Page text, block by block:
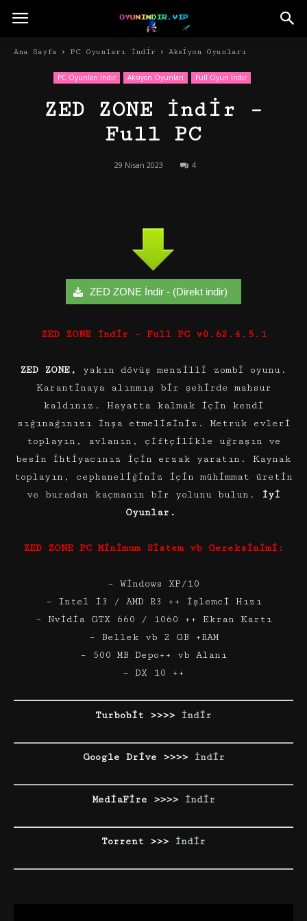
Ana Sayfa PC Oyunları İndir Aksiyon Oyunları
PC Oyunları İndir Aksiyon Oyunları Full Oyun İndir
ZED ZONE İndir –
Full PC
29 Nisan 2023 4
ZED ZONE İndir - (Direkt indir)
ZED ZONE İndir – Full PC v0.62.4.5.1
ZED ZONE,
yakın dövüş menzilli zombi oyunu.
Karantinaya alınmış bir şehirde mahsur
kaldınız. Hayatta kalmak için kendi
sığınağınızı inşa etmelisiniz. Metruk evleri
toplayın, avlanın, çiftçilikle uğraşın ve
besin ihtiyacınız için erzak yaratın. Kaynak
toplayın, cephaneliğiniz için mühimmat üretin
ve buradan kaçmanın bir yolunu bulun.
İyi
Oyunlar.
ZED ZONE PC Minimum Sistem vb Gereksinimi:
– Windows XP/10
– Intel i3 / AMD R3 ++ İşlemci Hızı
– Nvidia GTX 660 / 1060 ++ Ekran Kartı
– Bellek vb 2 GB +RAM
– 500 MB Depo++ vb Alanı
– DX 10 ++
Turbobit >>>> İndir
Google Drive >>>>İndir
MediaFire >>>>İndir
Torrent >>> İndir